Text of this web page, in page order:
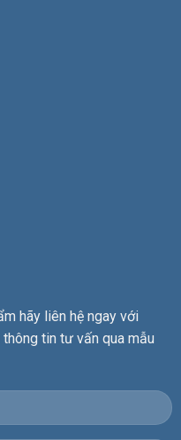
hãy liên hệ ngay với
tin tư vấn qua mẫu